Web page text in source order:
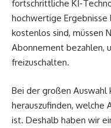
fortschrittliche KI-
hochwertige
kostenlos sind, müssen
Abonnement bezahlen,
freizuschalten.
Bei der großen Auswahl
herauszufinden, welche
ist. Deshalb haben wir